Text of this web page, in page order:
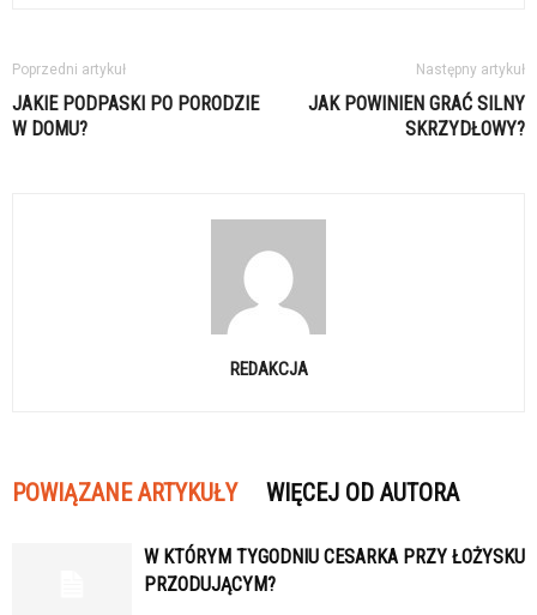
Poprzedni artykuł
JAKIE PODPASKI PO PORODZIE
W DOMU?
Następny artykuł
JAK POWINIEN GRAĆ SILNY
SKRZYDŁOWY?
REDAKCJA
POWIĄZANE ARTYKUŁY WIĘCEJ OD AUTORA
W KTÓRYM TYGODNIU CESARKA PRZY ŁOŻYSKU
PRZODUJĄCYM?